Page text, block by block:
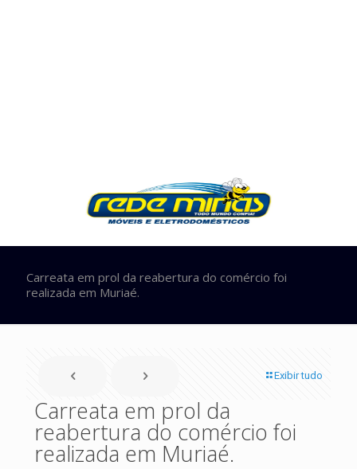
Carreata em prol da reabertura do comércio foi
realizada em Muriaé.
Exibir tudo
Carreata em prol da
reabertura do comércio foi
realizada em Muriaé.